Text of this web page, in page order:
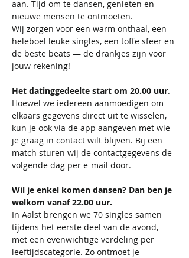
aan. Tijd om te dansen, genieten en
nieuwe mensen te ontmoeten.
Wij zorgen voor een warm onthaal, een
heleboel leuke singles, een toffe sfeer en
de beste beats — de drankjes zijn voor
jouw rekening!
Het datinggedeelte start om 20.00 uur.
Hoewel we iedereen aanmoedigen om
elkaars gegevens direct uit te wisselen,
kun je ook via de app aangeven met wie
je graag in contact wilt blijven. Bij een
match sturen wij de contactgegevens de
volgende dag per e-mail door.
Wil je enkel komen dansen? Dan ben je
welkom vanaf 22.00 uur.
In Aalst brengen we 70 singles samen
tijdens het eerste deel van de avond,
met een evenwichtige verdeling per
leeftijdscategorie. Zo ontmoet je